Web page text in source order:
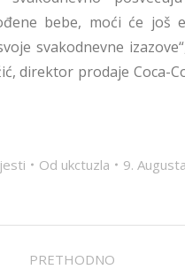
bebe, moći će još
svakodnevne
direktor prodaje Coca-
Od ukctuzla 9.
PRETHODNO